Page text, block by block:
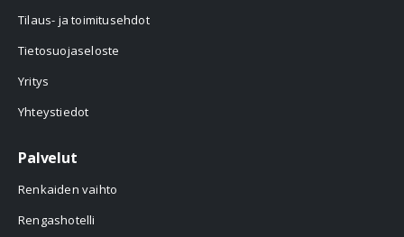
Tilaus- ja toimitusehdot
Tietosuojaseloste
Yritys
Yhteystiedot
Palvelut
Renkaiden vaihto
Rengashotelli